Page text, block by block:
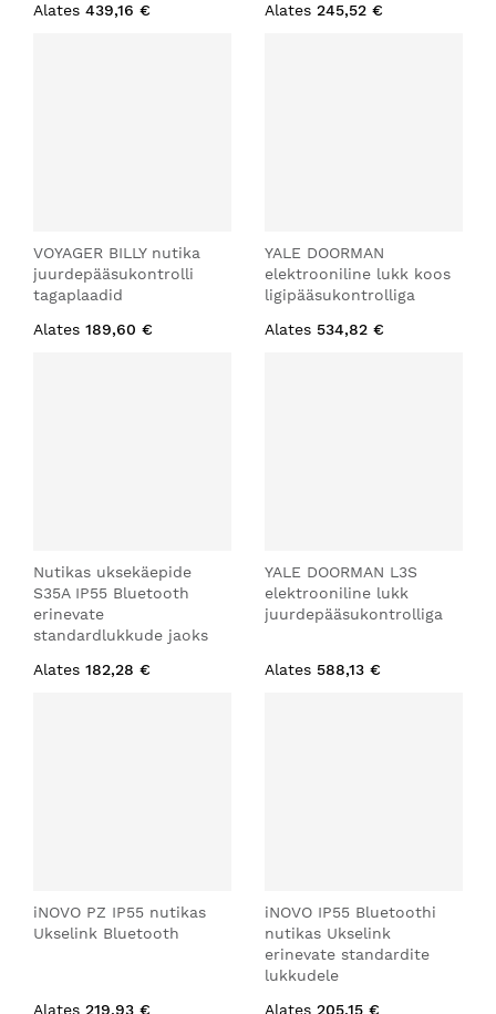
Alates 439,16 € Alates 245,52 €
VOYAGER BILLY nutika
juurdepääsukontrolli
tagaplaadid
Alates 189,60 €
YALE DOORMAN
elektrooniline lukk koos
ligipääsukontrolliga
Alates 534,82 €
Nutikas uksekäepide
S35A IP55 Bluetooth
erinevate
standardlukkude jaoks
Alates 182,28 €
YALE DOORMAN L3S
elektrooniline lukk
juurdepääsukontrolliga
Alates 588,13 €
iNOVO PZ IP55 nutikas
Ukselink Bluetooth
Alates 219,93 €
iNOVO IP55 Bluetoothi
nutikas Ukselink
erinevate standardite
lukkudele
Alates 205,15 €